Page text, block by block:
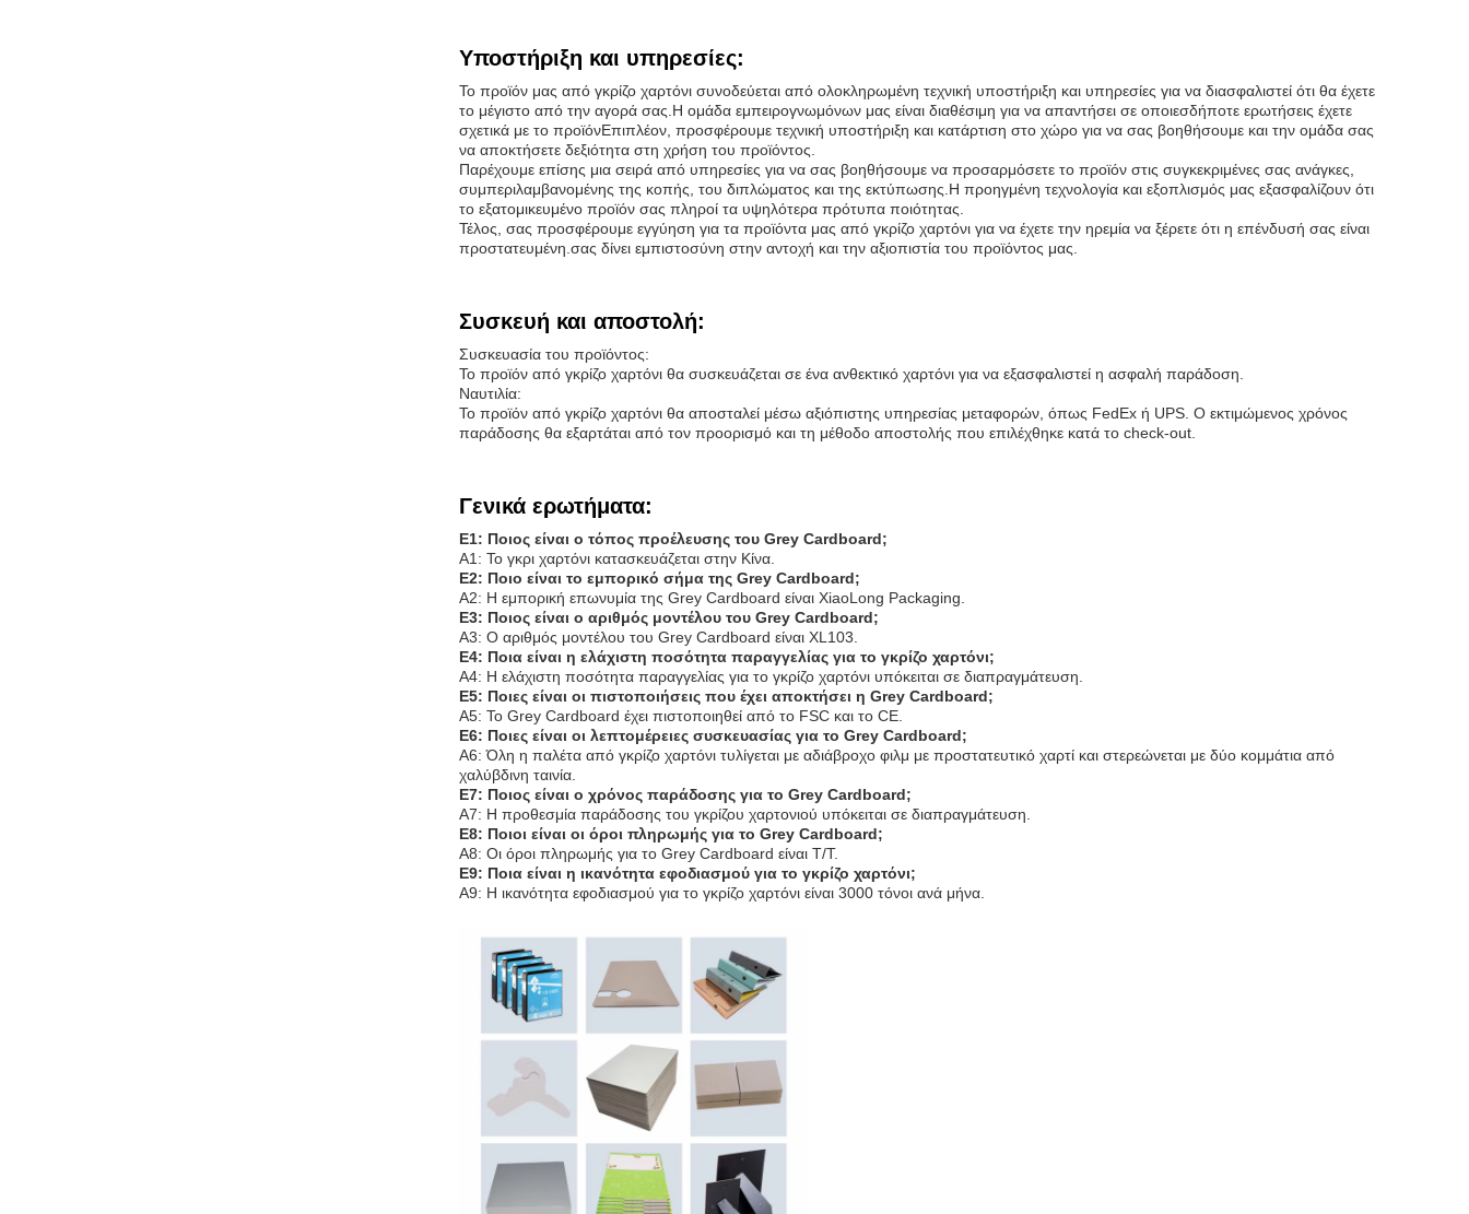
Υποστήριξη και υπηρεσίες:
Το προϊόν μας από γκρίζο χαρτόνι συνοδεύεται από ολοκληρωμένη τεχνική υποστήριξη και υπηρεσίες για να διασφαλιστεί ότι θα έχετε
το μέγιστο από την αγορά σας.Η ομάδα εμπειρογνωμόνων μας είναι διαθέσιμη για να απαντήσει σε οποιεσδήποτε ερωτήσεις έχετε
σχετικά με το προϊόνΕπιπλέον, προσφέρουμε τεχνική υποστήριξη και κατάρτιση στο χώρο για να σας βοηθήσουμε και την ομάδα σας
να αποκτήσετε δεξιότητα στη χρήση του προϊόντος.
Παρέχουμε επίσης μια σειρά από υπηρεσίες για να σας βοηθήσουμε να προσαρμόσετε το προϊόν στις συγκεκριμένες σας ανάγκες,
συμπεριλαμβανομένης της κοπής, του διπλώματος και της εκτύπωσης.Η προηγμένη τεχνολογία και εξοπλισμός μας εξασφαλίζουν ότι
το εξατομικευμένο προϊόν σας πληροί τα υψηλότερα πρότυπα ποιότητας.
Τέλος, σας προσφέρουμε εγγύηση για τα προϊόντα μας από γκρίζο χαρτόνι για να έχετε την ηρεμία να ξέρετε ότι η επένδυσή σας είναι
προστατευμένη.σας δίνει εμπιστοσύνη στην αντοχή και την αξιοπιστία του προϊόντος μας.
Συσκευή και αποστολή:
Συσκευασία του προϊόντος:
Το προϊόν από γκρίζο χαρτόνι θα συσκευάζεται σε ένα ανθεκτικό χαρτόνι για να εξασφαλιστεί η ασφαλή παράδοση.
Ναυτιλία:
Το προϊόν από γκρίζο χαρτόνι θα αποσταλεί μέσω αξιόπιστης υπηρεσίας μεταφορών, όπως FedEx ή UPS. Ο εκτιμώμενος χρόνος
παράδοσης θα εξαρτάται από τον προορισμό και τη μέθοδο αποστολής που επιλέχθηκε κατά το check-out.
Γενικά ερωτήματα:
Ε1: Ποιος είναι ο τόπος προέλευσης του Grey Cardboard;
Α1: Το γκρι χαρτόνι κατασκευάζεται στην Κίνα.
Ε2: Ποιο είναι το εμπορικό σήμα της Grey Cardboard;
Α2: Η εμπορική επωνυμία της Grey Cardboard είναι XiaoLong Packaging.
Ε3: Ποιος είναι ο αριθμός μοντέλου του Grey Cardboard;
Α3: Ο αριθμός μοντέλου του Grey Cardboard είναι XL103.
Ε4: Ποια είναι η ελάχιστη ποσότητα παραγγελίας για το γκρίζο χαρτόνι;
Α4: Η ελάχιστη ποσότητα παραγγελίας για το γκρίζο χαρτόνι υπόκειται σε διαπραγμάτευση.
Ε5: Ποιες είναι οι πιστοποιήσεις που έχει αποκτήσει η Grey Cardboard;
Α5: Το Grey Cardboard έχει πιστοποιηθεί από το FSC και το CE.
Ε6: Ποιες είναι οι λεπτομέρειες συσκευασίας για το Grey Cardboard;
Α6: Όλη η παλέτα από γκρίζο χαρτόνι τυλίγεται με αδιάβροχο φιλμ με προστατευτικό χαρτί και στερεώνεται με δύο κομμάτια από
χαλύβδινη ταινία.
Ε7: Ποιος είναι ο χρόνος παράδοσης για το Grey Cardboard;
Α7: Η προθεσμία παράδοσης του γκρίζου χαρτονιού υπόκειται σε διαπραγμάτευση.
Ε8: Ποιοι είναι οι όροι πληρωμής για το Grey Cardboard;
Α8: Οι όροι πληρωμής για το Grey Cardboard είναι T/T.
Ε9: Ποια είναι η ικανότητα εφοδιασμού για το γκρίζο χαρτόνι;
Α9: Η ικανότητα εφοδιασμού για το γκρίζο χαρτόνι είναι 3000 τόνοι ανά μήνα.